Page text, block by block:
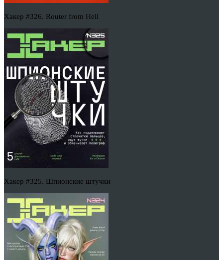
Хакер #326. Router from Hell
Хакер #325. Шпионские штучки